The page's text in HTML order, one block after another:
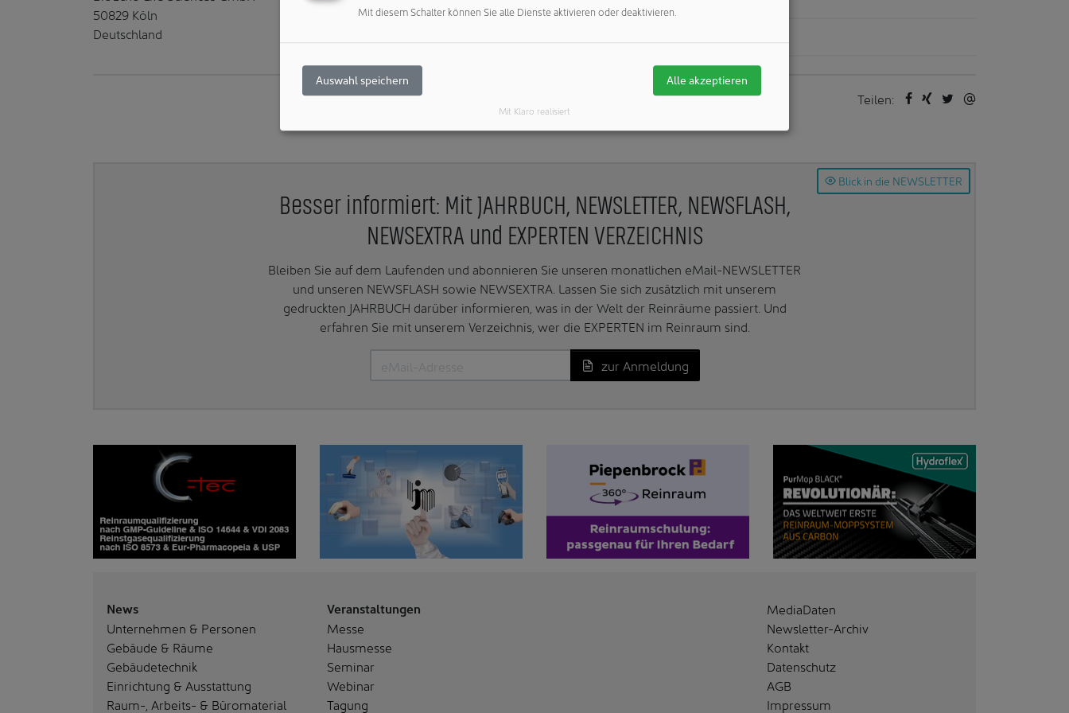
50829 Köln
Deutschland
Teilen:
Blick in die NEWSLETTER
Besser informiert: Mit JAHRBUCH, NEWSLETTER, NEWSFLASH,
NEWSEXTRA und EXPERTEN VERZEICHNIS
Bleiben Sie auf dem Laufenden und abonnieren Sie unseren monatlichen eMail-NEWSLETTER
und unseren NEWSFLASH sowie NEWSEXTRA. Lassen Sie sich zusätzlich mit unserem
gedruckten JAHRBUCH darüber informieren, was in der Welt der Reinräume passiert. Und
erfahren Sie mit unserem Verzeichnis, wer die EXPERTEN im Reinraum sind.
zur Anmeldung
News
Unternehmen & Personen
Gebäude & Räume
Gebäudetechnik
Einrichtung & Ausstattung
Raum-, Arbeits- & Büromaterial
Veranstaltungen
Messe
Hausmesse
Seminar
Webinar
Tagung
MediaDaten
Newsletter-Archiv
Kontakt
Datenschutz
AGB
Impressum
Mit diesem Schalter können Sie alle Dienste aktivieren oder deaktivieren.
Auswahl speichern Alle akzeptieren
Mit Klaro realisiert